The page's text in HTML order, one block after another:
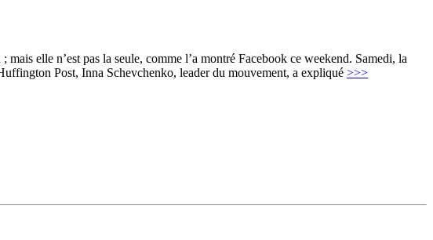
elle n’est pas la seule, comme l’a montré Facebook ce weekend. Samedi, la
Post, Inna Schevchenko, leader du mouvement, a expliqué >>>